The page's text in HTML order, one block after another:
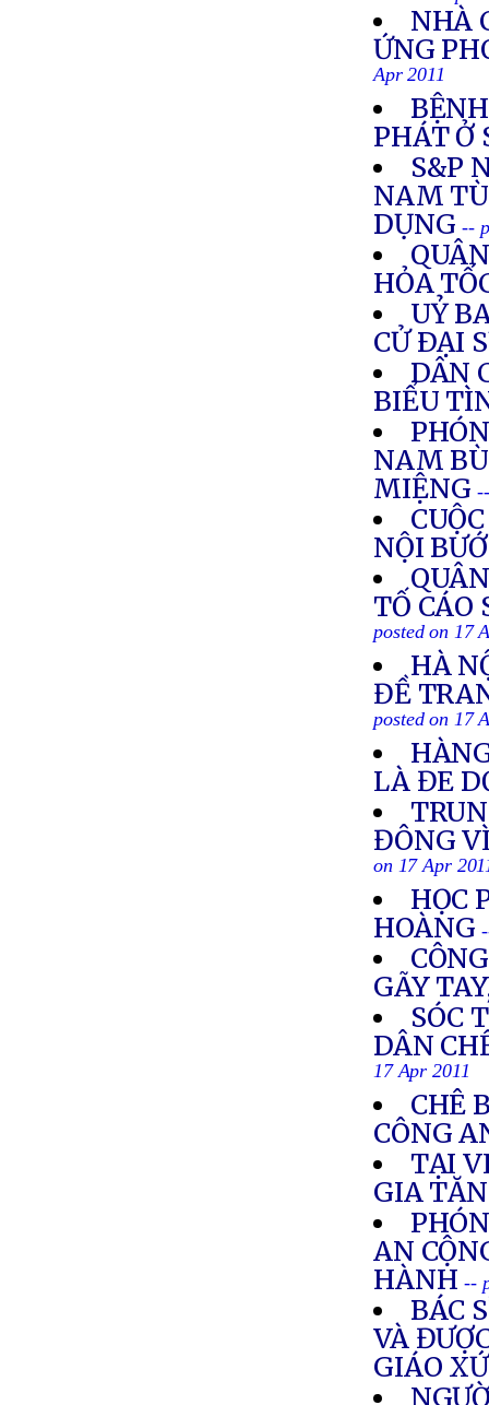
NHÀ
ỨNG
Apr 2011
PHÁT Ở
S&P
NAM
DỤNG --
HỎA
UỶ
CỬ ÐẠI
DÂN
BIỂU
NAM
MIỆNG
NỘI
TỐ CÁO
posted on 17
HÀ
ĐỀ
posted on 17
LÀ ĐE
ĐÔNG
on 17 Apr
HỌC
HOÀNG
GÃY
SÓC
DÂN
17 Apr 2011
CHÊ
CÔNG
TẠI
GIA
AN
HÀNH --
BÁC
VÀ
GIÁO